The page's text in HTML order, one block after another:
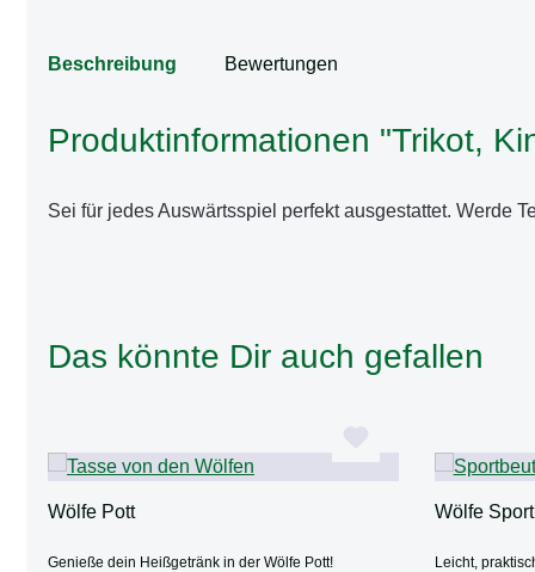
Beschreibung Bewertungen
Produktinformationen "Trikot,
Sei für jedes Auswärtsspiel perfekt ausgestattet. Werde
Das könnte Dir auch gefallen
Wölfe Pott
Genieße dein Heißgetränk in der Wölfe Pott!
Wölfe
Leicht,